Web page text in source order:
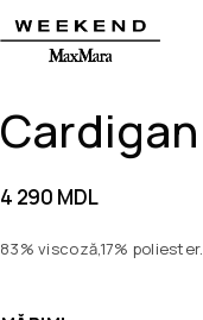
Cardigan
4 290 MDL
83% viscoză,17% poliester.